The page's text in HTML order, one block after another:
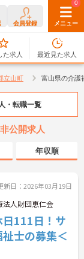
会員登録 メニュー
0
た求人
0
最近見た求人
立山町 富山県の介護
・転職一覧
非公開求人
年収順
新日：2026年03月19日
法人財団恵仁会
日111日！サ
士の募集＜